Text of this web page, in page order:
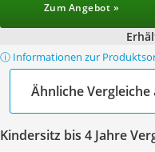
Zum Angebot »
ⓘ Informationen zur
Ähnliche Vergleiche
Kindersitz bis 4 Jahre